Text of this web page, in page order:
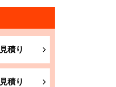
見積り
見積り